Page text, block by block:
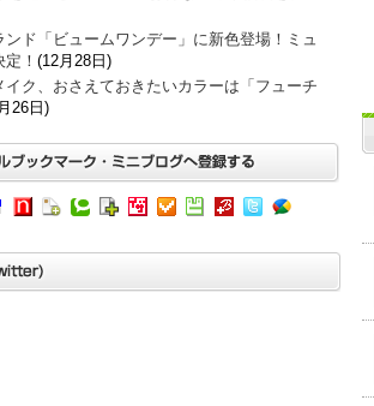
ド「ビュームワンデー」に新色登場！ミュ
！ (12月28日)
イク、おさえておきたいカラーは「フューチ
26日)